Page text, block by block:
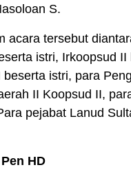
S.
acara tersebut
istri, Irkoopsud II
istri, para
II Koopsud II,
pejabat Lanud
HD